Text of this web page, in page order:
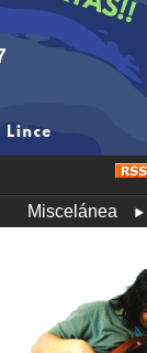
Miscelánea